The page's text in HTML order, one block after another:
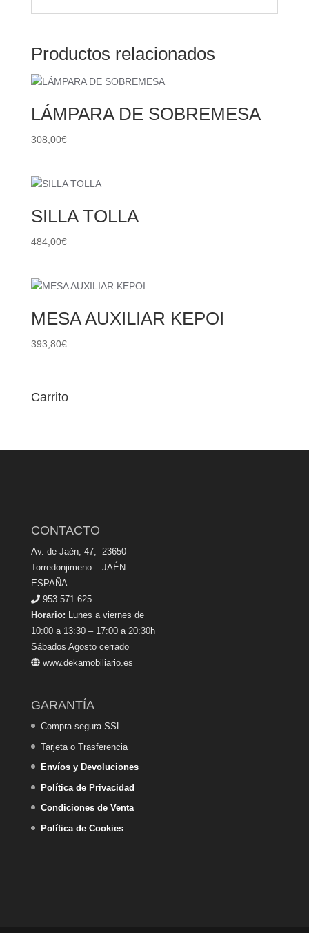
Productos relacionados
LÁMPARA DE SOBREMESA
308,00€
SILLA TOLLA
484,00€
MESA AUXILIAR KEPOI
393,80€
Carrito
CONTACTO
Av. de Jaén, 47, 23650
Torredonjimeno – JAÉN
ESPAÑA
953 571 625
Horario: Lunes a viernes de
10:00 a 13:30 – 17:00 a 20:30h
Sábados Agosto cerrado
www.dekamobiliario.es
GARANTÍA
Compra segura SSL
Tarjeta o Trasferencia
Envíos y Devoluciones
Política de Privacidad
Condiciones de Venta
Política de Cookies